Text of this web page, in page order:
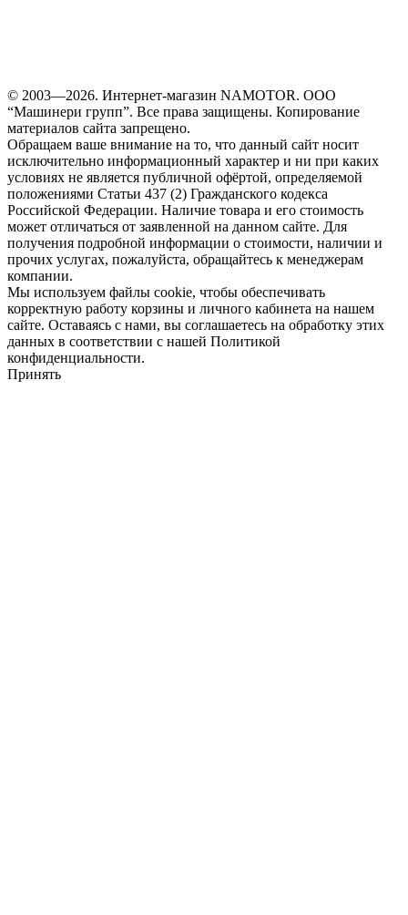
© 2003—2026. Интернет-магазин NAMOTOR. ООО
“Машинери групп”. Все права защищены. Копирование
материалов сайта запрещено.
Обращаем ваше внимание на то, что данный сайт носит
исключительно информационный характер и ни при каких
условиях не является публичной офёртой, определяемой
положениями Статьи 437 (2) Гражданского кодекса
Российской Федерации. Наличие товара и его стоимость
может отличаться от заявленной на данном сайте. Для
получения подробной информации о стоимости, наличии и
прочих услугах, пожалуйста, обращайтесь к менеджерам
компании.
Мы используем файлы cookie, чтобы обеспечивать
корректную работу корзины и личного кабинета на нашем
сайте. Оставаясь с нами, вы соглашаетесь на обработку этих
данных в соответствии с нашей Политикой
конфиденциальности.
Принять